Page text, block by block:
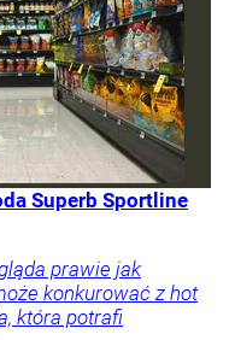
Superb Sportline
prawie jak
konkurować z hot
która potrafi